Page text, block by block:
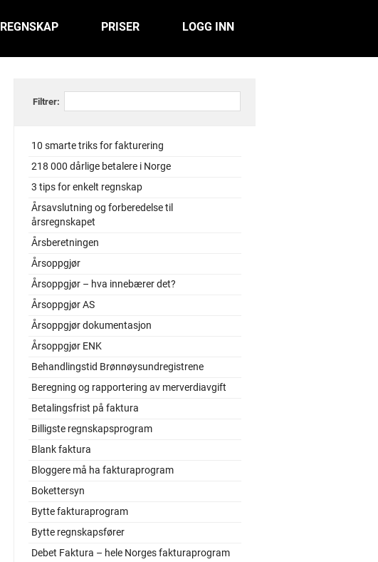
LOGG INN
PRISER
REGNSKAP
Filtrer:
10 smarte triks for fakturering
218 000 dårlige betalere i Norge
3 tips for enkelt regnskap
Årsavslutning og forberedelse til
årsregnskapet
Årsberetningen
Årsoppgjør
Årsoppgjør – hva innebærer det?
Årsoppgjør AS
Årsoppgjør dokumentasjon
Årsoppgjør ENK
Behandlingstid Brønnøysundregistrene
Beregning og rapportering av merverdiavgift
Betalingsfrist på faktura
Billigste regnskapsprogram
Blank faktura
Bloggere må ha fakturaprogram
Bokettersyn
Bytte fakturaprogram
Bytte regnskapsfører
Debet Faktura – hele Norges fakturaprogram